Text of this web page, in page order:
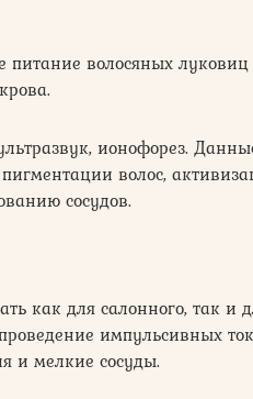
питание волосяных
ионофорез.
пигментации волос,
сосудов.
как для салонного, так и
импульсивных
и мелкие сосуды.